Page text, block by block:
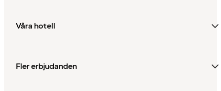
Våra hotell
Fler erbjudanden